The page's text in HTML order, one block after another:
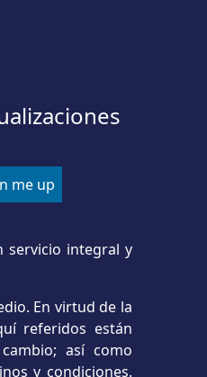
servicio integral y
En virtud de la
referidos están
así como
y condiciones.